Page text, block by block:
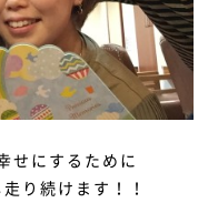
せにするために
り続けます！！